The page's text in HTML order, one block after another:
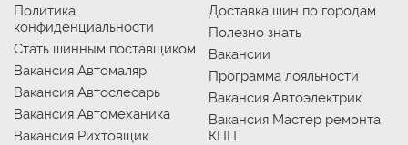
Политика
конфиденциальности
Стать шинным поставщиком
Вакансия Автомаляр
Вакансия Автослесарь
Вакансия Автомеханика
Вакансия Рихтовщик
Доставка шин по городам
Полезно знать
Вакансии
Программа лояльности
Вакансия Автоэлектрик
Вакансия Мастер ремонта
КПП